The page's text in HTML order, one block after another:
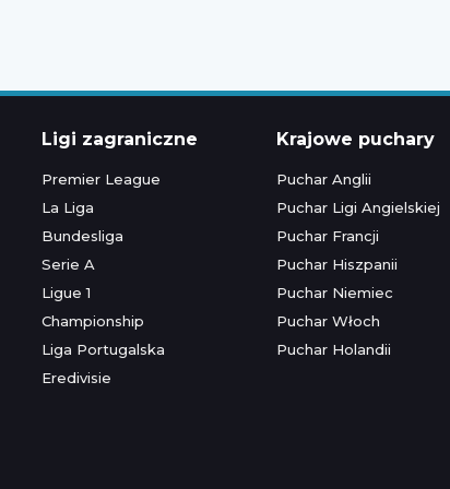
Ligi zagraniczne
Premier League
La Liga
Bundesliga
Serie A
Ligue 1
Championship
Liga Portugalska
Eredivisie
Krajowe puchary
Puchar Anglii
Puchar Ligi Angielskiej
Puchar Francji
Puchar Hiszpanii
Puchar Niemiec
Puchar Włoch
Puchar Holandii